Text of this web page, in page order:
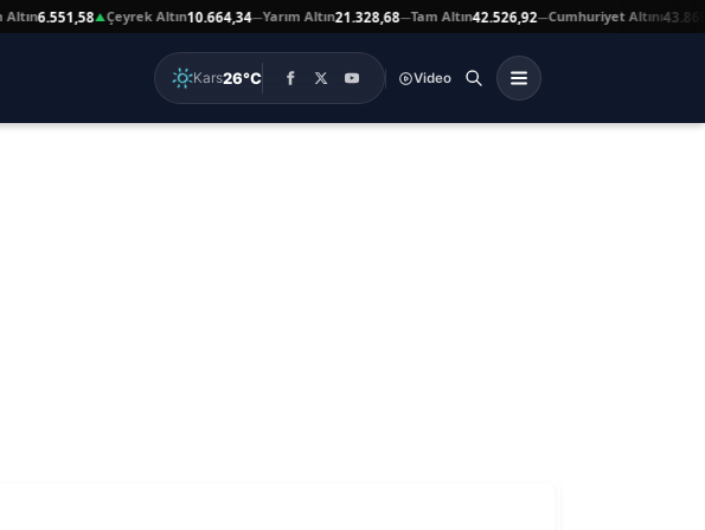
6.551,58▲Çeyrek Altın10.664,34— Yarım Altın21.328,68—Tam Altın42.526,92—Cumhuriyet Altını43.869,00
Kars26°C Video